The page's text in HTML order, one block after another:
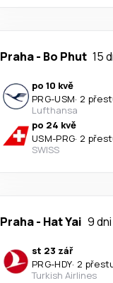
Praha- Bo Phut 15
po 10 kvě
PRG-USM· 2
Lufthansa
po 24 kvě
USM-PRG· 2
SWISS
Praha- Hat Yai 9 dni
st 23 zář
PRG-HDY· 2
Turkish Airlines